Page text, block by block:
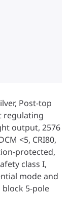
Post-top
regulating
output, 2576
<5, CRI80,
protected,
class I,
mode and
5-pole